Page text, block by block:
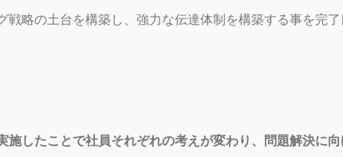
略の土台を構築し、強力な伝達体制を構築する事を完了
施したことで社員それぞれの考えが変わり、問題解決に